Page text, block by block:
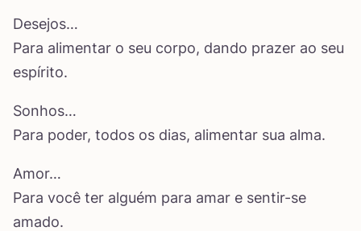
Desejos…
Para alimentar o seu corpo, dando prazer ao seu
espírito.
Sonhos…
Para poder, todos os dias, alimentar sua alma.
Amor…
Para você ter alguém para amar e sentir-se
amado.